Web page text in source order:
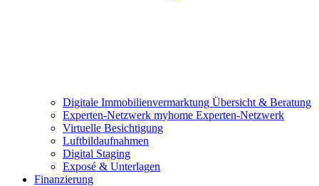
Digitale Immobilienvermarktung Übersicht & Beratung
Experten-Netzwerk myhome Experten-Netzwerk
Virtuelle Besichtigung
Luftbildaufnahmen
Digital Staging
Exposé & Unterlagen
Finanzierung